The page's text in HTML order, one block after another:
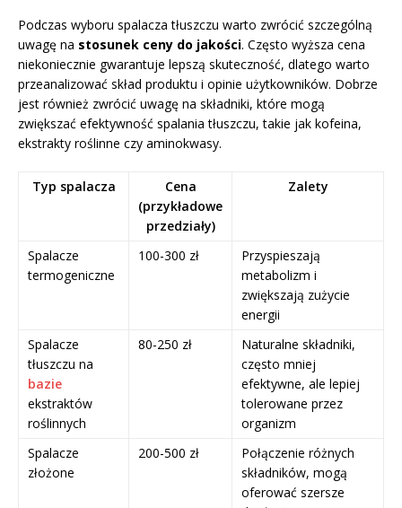
Podczas wyboru spalacza tłuszczu warto zwrócić szczególną
uwagę na stosunek ceny do jakości. Często wyższa cena
niekoniecznie gwarantuje lepszą skuteczność, dlatego warto
przeanalizować skład produktu i opinie użytkowników. Dobrze
jest również zwrócić uwagę na składniki, które mogą
zwiększać efektywność spalania tłuszczu, takie jak kofeina,
ekstrakty roślinne czy aminokwasy.
Typ spalacza
Cena
(przykładowe
przedziały)
Zalety
Spalacze
termogeniczne
100-300 zł
Przyspieszają
metabolizm i
zwiększają zużycie
energii
Spalacze
tłuszczu na
bazie
ekstraktów
roślinnych
80-250 zł
Naturalne składniki,
często mniej
efektywne, ale lepiej
tolerowane przez
organizm
Spalacze
złożone
200-500 zł
Połączenie różnych
składników, mogą
oferować szersze